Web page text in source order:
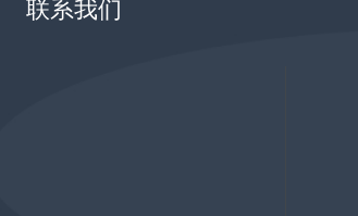
联系我们